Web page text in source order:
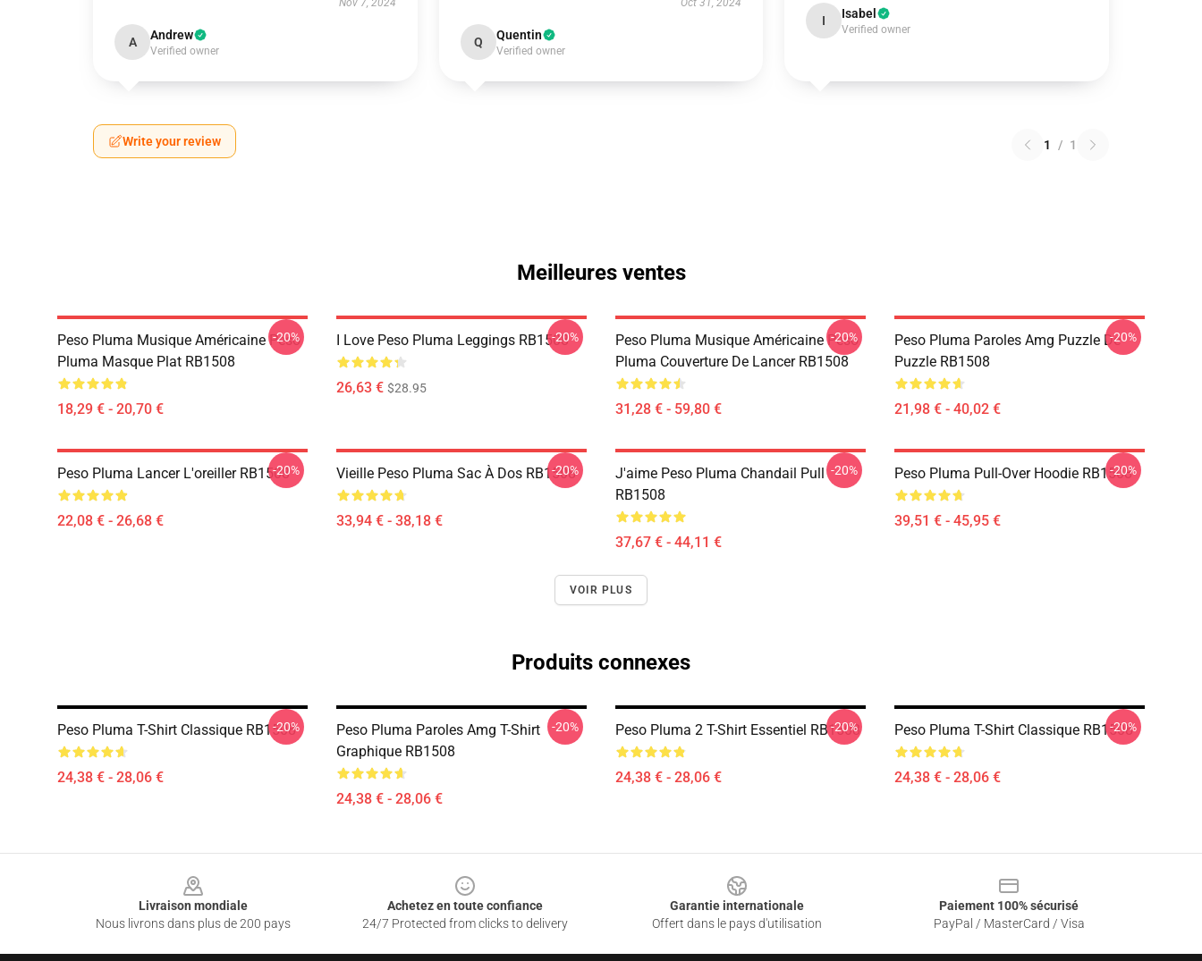
Nov 7, 2024
A Andrew
Verified owner
Oct 31, 2024
Q Quentin
Verified owner
I Isabel
Verified owner
Write your review 1 / 1
Meilleures ventes
Peso Pluma Musique Américaine Peso
Pluma Masque Plat RB1508
18,29 € - 20,70 €
-20% I Love Peso Pluma Leggings RB1508
26,63 € $28.95
-20%
Peso Pluma Musique Américaine Peso
Pluma Couverture De Lancer RB1508
31,28 € - 59,80 €
-20%
Peso Pluma Paroles Amg Puzzle De
Puzzle RB1508
21,98 € - 40,02 €
-20%
Peso Pluma Lancer L'oreiller RB1508
22,08 € - 26,68 €
-20% Vieille Peso Pluma Sac À Dos RB1508
33,94 € - 38,18 €
-20%
J'aime Peso Pluma Chandail Pull
RB1508
37,67 € - 44,11 €
-20% Peso Pluma Pull-Over Hoodie RB1508
39,51 € - 45,95 €
-20%
VOIR PLUS
Produits connexes
Peso Pluma T-Shirt Classique RB1508
24,38 € - 28,06 €
-20%
Peso Pluma Paroles Amg T-Shirt
Graphique RB1508
24,38 € - 28,06 €
-20% Peso Pluma 2 T-Shirt Essentiel RB1508
24,38 € - 28,06 €
-20% Peso Pluma T-Shirt Classique RB1508
24,38 € - 28,06 €
-20%
Livraison mondiale
Nous livrons dans plus de 200 pays
Achetez en toute confiance
24/7 Protected from clicks to delivery
Garantie internationale
Offert dans le pays d'utilisation
Paiement 100% sécurisé
PayPal / MasterCard / Visa